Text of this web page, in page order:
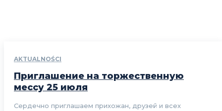
AKTUALNOŚCI
Приглашение на торжественную
мессу 25 июля
Сердечно приглашаем прихожан, друзей и всех